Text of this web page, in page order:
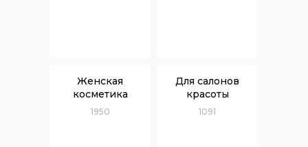
Женская
косметика
1950
Для салонов
красоты
1091